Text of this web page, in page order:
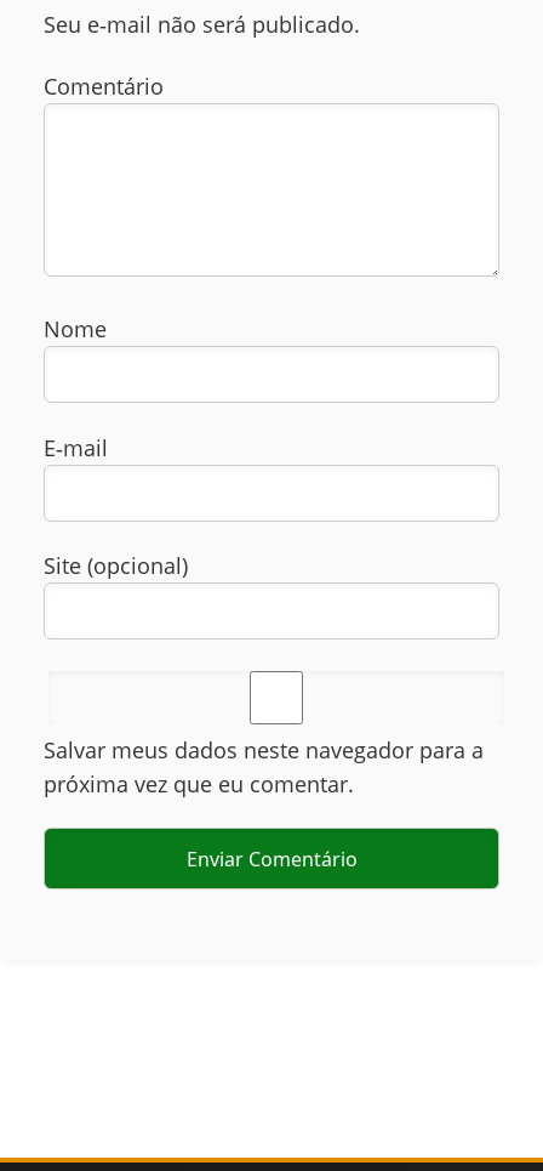
Seu e‑mail não será publicado.
Comentário
Nome
E‑mail
Site (opcional)
Salvar meus dados neste navegador para a
próxima vez que eu comentar.